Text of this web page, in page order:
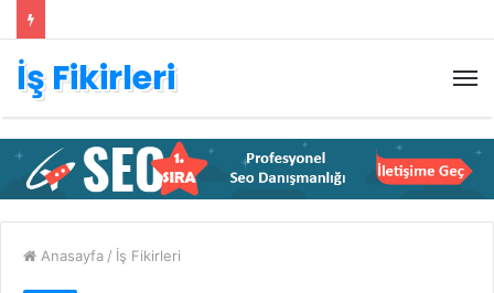
İş Fikirleri
Anasayfa / İş Fikirleri